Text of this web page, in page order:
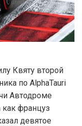
Квяту второй
по AlphaTauri
Автодроме
как француз
девятое